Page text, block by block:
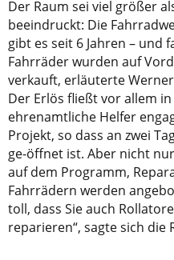
Der Raum sei viel größer
beeindruckt: Die
gibt es seit 6 Jahren – und
Fahrräder wurden auf
verkauft, erläuterte
Der Erlös fließt vor allem
ehrenamtliche Helfer
Projekt, so dass an zwei
ge-öffnet ist. Aber nicht
auf dem Programm,
Fahrrädern werden
toll, dass Sie auch
reparieren“, sagte sich die